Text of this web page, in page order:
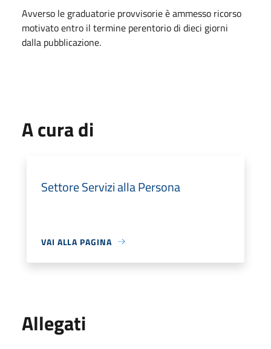
Avverso le graduatorie provvisorie è ammesso ricorso
motivato entro il termine perentorio di dieci giorni
dalla pubblicazione.
A cura di
Settore Servizi alla Persona
VAI ALLA PAGINA
Allegati